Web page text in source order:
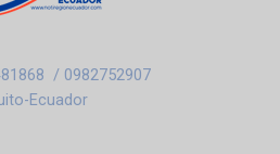
/ 0982752907
Ecuador